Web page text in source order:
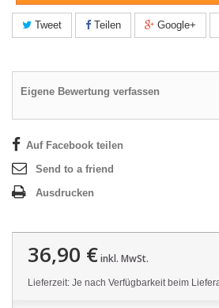
Tweet Teilen Google+
Eigene Bewertung verfassen
Auf Facebook teilen
Send to a friend
Ausdrucken
36,90 €inkl. MwSt.
Lieferzeit: Je nach Verfügbarkeit beim